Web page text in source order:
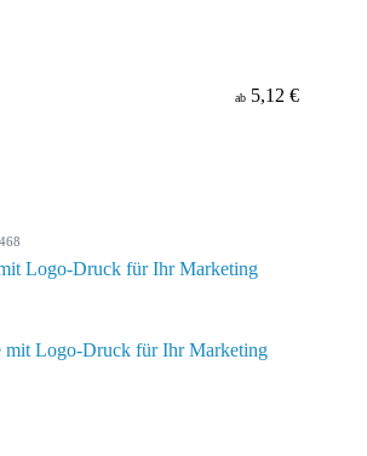
ab 5,12 €
Logo-Druck für Ihr Marketing